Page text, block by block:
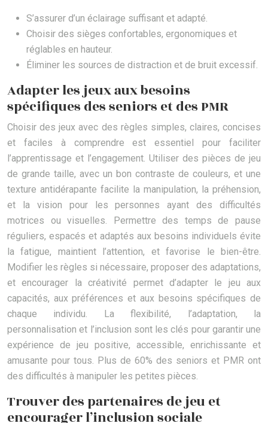
S’assurer d’un éclairage suffisant et adapté.
Choisir des sièges confortables, ergonomiques et
réglables en hauteur.
Éliminer les sources de distraction et de bruit excessif.
Adapter les jeux aux besoins
spécifiques des seniors et des PMR
Choisir des jeux avec des règles simples, claires, concises
et faciles à comprendre est essentiel pour faciliter
l’apprentissage et l’engagement. Utiliser des pièces de jeu
de grande taille, avec un bon contraste de couleurs, et une
texture antidérapante facilite la manipulation, la préhension,
et la vision pour les personnes ayant des difficultés
motrices ou visuelles. Permettre des temps de pause
réguliers, espacés et adaptés aux besoins individuels évite
la fatigue, maintient l’attention, et favorise le bien-être.
Modifier les règles si nécessaire, proposer des adaptations,
et encourager la créativité permet d’adapter le jeu aux
capacités, aux préférences et aux besoins spécifiques de
chaque individu. La flexibilité, l’adaptation, la
personnalisation et l’inclusion sont les clés pour garantir une
expérience de jeu positive, accessible, enrichissante et
amusante pour tous. Plus de 60% des seniors et PMR ont
des difficultés à manipuler les petites pièces.
Trouver des partenaires de jeu et
encourager l’inclusion sociale